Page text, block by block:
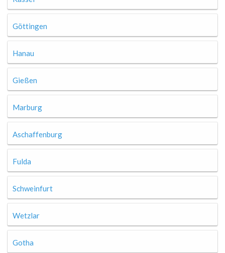
Göttingen
Hanau
Gießen
Marburg
Aschaffenburg
Fulda
Schweinfurt
Wetzlar
Gotha